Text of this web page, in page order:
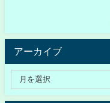
アーカイブ